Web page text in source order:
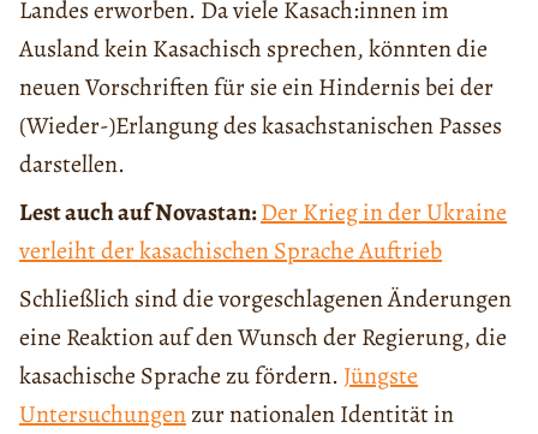
Landes erworben. Da viele Kasach:innen im
Ausland kein Kasachisch sprechen, könnten die
neuen Vorschriften für sie ein Hindernis bei der
(Wieder-)Erlangung des kasachstanischen Passes
darstellen.
Lest auch auf Novastan:Der Krieg in der Ukraine
verleiht der kasachischen Sprache Auftrieb
Schließlich sind die vorgeschlagenen Änderungen
eine Reaktion auf den Wunsch der Regierung, die
kasachische Sprache zu fördern. Jüngste
Untersuchungenzur nationalen Identität in